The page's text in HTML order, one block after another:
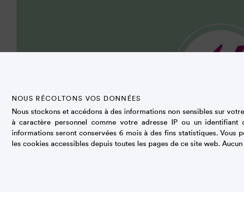
NOUS RÉCOLTONS VOS DONNÉES
Nous stockons et accédons à des informations non sensibles sur
à caractère personnel comme votre adresse IP ou un
informations seront conservées 6 mois à des fins statistiques.
les cookies accessibles depuis toutes les pages de ce site web.